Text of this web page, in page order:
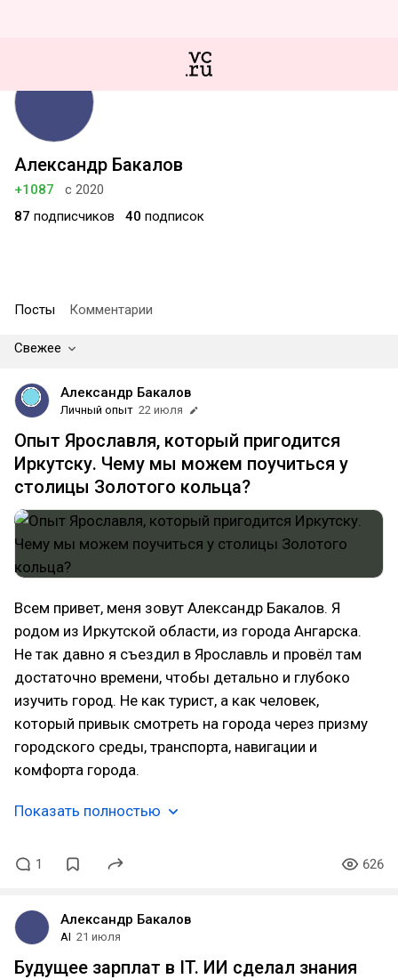
Александр Бакалов
+1087
с 2020
87 подписчиков 40 подписок
Посты Комментарии
Свежее
Александр Бакалов
Личный опыт 22 июля
Опыт Ярославля, который пригодится
Иркутску. Чему мы можем поучиться у
столицы Золотого кольца?
Всем привет, меня зовут Александр Бакалов. Я
родом из Иркутской области, из города Ангарска.
Не так давно я съездил в Ярославль и провёл там
достаточно времени, чтобы детально и глубоко
изучить город. Не как турист, а как человек,
который привык смотреть на города через призму
городского среды, транспорта, навигации и
комфорта города.
Показать полностью
1 626
Александр Бакалов
AI 21 июля
Будущее зарплат в IT. ИИ сделал знания